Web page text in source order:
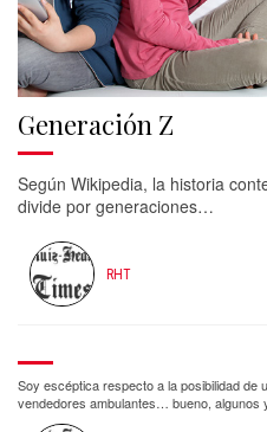
Generación Z
Según Wikipedia, la historia
divide por generaciones…
RHT
Soy escéptica respecto a la posibilidad de
vendedores ambulantes… bueno,